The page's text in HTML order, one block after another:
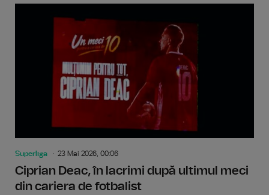
Superliga 23 Mai 2026, 00:06
Ciprian Deac, în lacrimi după ultimul meci
din cariera de fotbalist